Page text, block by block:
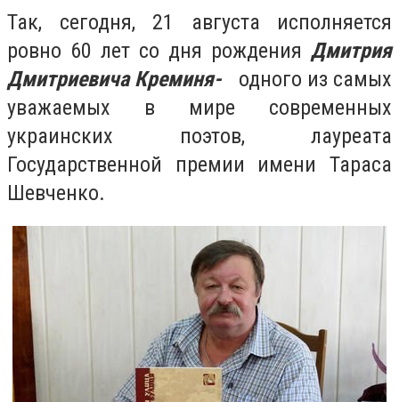
Так, сегодня, 21 августа исполняется
ровно 60 лет со дня рождения Дмитрия
ДмитриевичаКреминя-
одного из самых
уважаемых в мире современных
украинских поэтов, лауреата
Государственной премии имени Тараса
Шевченко.